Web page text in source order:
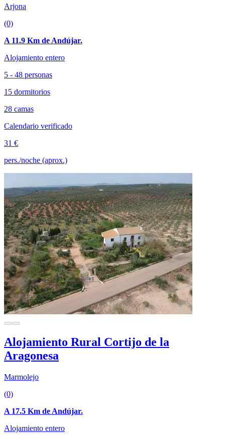
Arjona
(0)
A 11.9 Km de Andújar.
Alojamiento entero
5 - 48 personas
15 dormitorios
28 camas
Calendario verificado
31 €
pers./noche (aprox.)
Alojamiento Rural Cortijo de la
Aragonesa
Marmolejo
(0)
A 17.5 Km de Andújar.
Alojamiento entero